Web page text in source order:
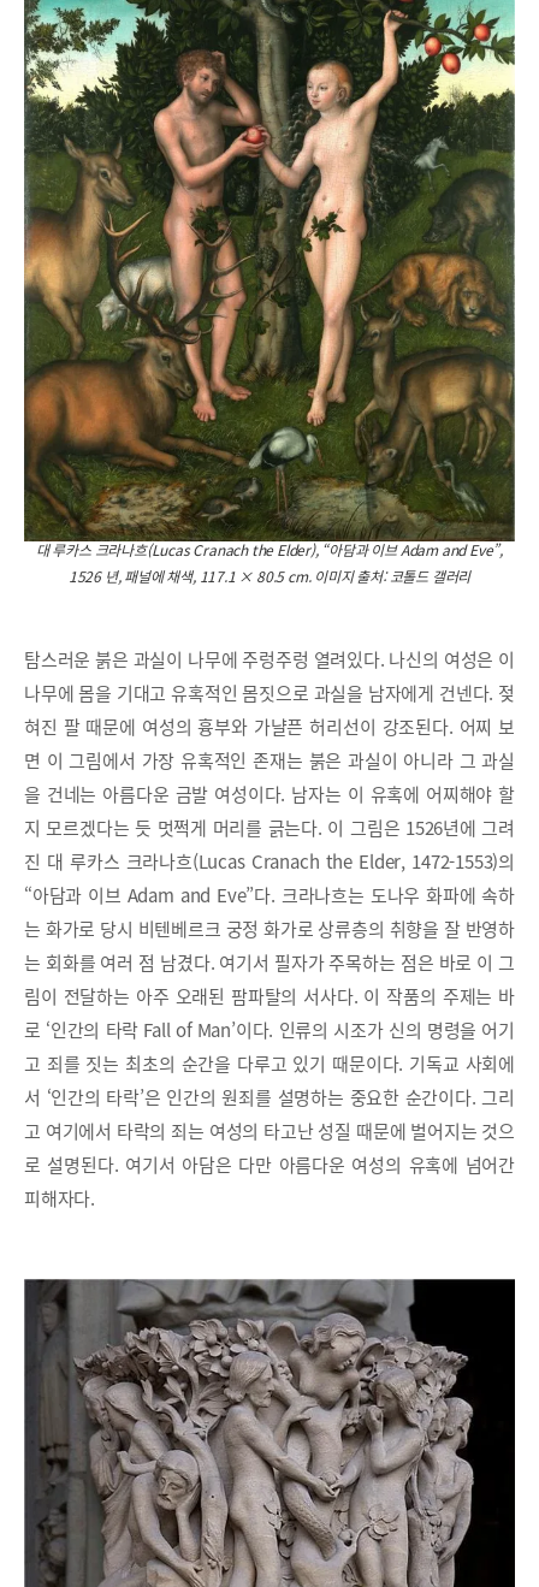
대 루카스 크라나흐(Lucas Cranach the Elder), “아담과 이브 Adam and Eve”,
1526 년, 패널에 채색, 117.1 × 80.5 cm. 이미지 출처: 코톨드 갤러리
탐스러운 붉은 과실이 나무에 주렁주렁 열려있다. 나신의 여성은 이
나무에 몸을 기대고 유혹적인 몸짓으로 과실을 남자에게 건넨다. 젖
혀진 팔 때문에 여성의 흉부와 가냘픈 허리선이 강조된다. 어찌 보
면 이 그림에서 가장 유혹적인 존재는 붉은 과실이 아니라 그 과실
을 건네는 아름다운 금발 여성이다. 남자는 이 유혹에 어찌해야 할
지 모르겠다는 듯 멋쩍게 머리를 긁는다. 이 그림은 1526년에 그려
진 대 루카스 크라나흐(Lucas Cranach the Elder, 1472-1553)의
“아담과 이브 Adam and Eve”다. 크라나흐는 도나우 화파에 속하
는 화가로 당시 비텐베르크 궁정 화가로 상류층의 취향을 잘 반영하
는 회화를 여러 점 남겼다. 여기서 필자가 주목하는 점은 바로 이 그
림이 전달하는 아주 오래된 팜파탈의 서사다. 이 작품의 주제는 바
로 ‘인간의 타락 Fall of Man’이다. 인류의 시조가 신의 명령을 어기
고 죄를 짓는 최초의 순간을 다루고 있기 때문이다. 기독교 사회에
서 ‘인간의 타락’은 인간의 원죄를 설명하는 중요한 순간이다. 그리
고 여기에서 타락의 죄는 여성의 타고난 성질 때문에 벌어지는 것으
로 설명된다. 여기서 아담은 다만 아름다운 여성의 유혹에 넘어간
피해자다.